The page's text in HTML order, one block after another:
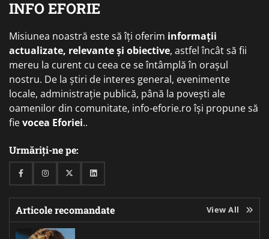
INFO EFORIE
Misiunea noastră este să îți oferim informații
actualizate, relevante și obiective, astfel încât să fii
mereu la curent cu ceea ce se întâmplă în orașul
nostru. De la știri de interes general, evenimente
locale, administrație publică, până la povești ale
oamenilor din comunitate, info-eforie.ro își propune să
fievocea Eforiei..
Urmăriți-ne pe:
FacebookInstagramTwitterLinkedin
Articole recomandate View All